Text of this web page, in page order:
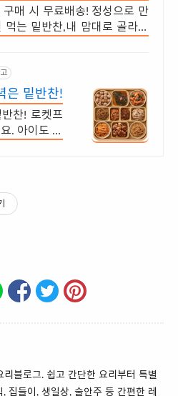
매 시 무료배송! 정성으로 만
는 밑반찬,내 맘대로 골라담
은 밑반찬!
찬! 로켓프
. 아이도 안
리블로그. 쉽고 간단한 요리부터 특별
집들이, 생일상, 술안주 등 간편한 레